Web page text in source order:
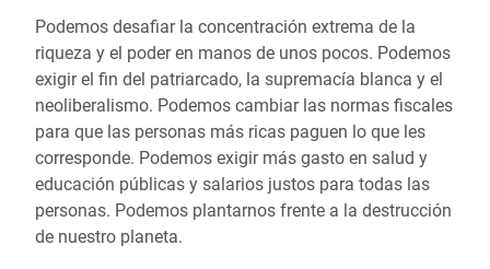
Podemos desafiar la concentración extrema de la
riqueza y el poder en manos de unos pocos. Podemos
exigir el fin del patriarcado, la supremacía blanca y el
neoliberalismo. Podemos cambiar las normas fiscales
para que las personas más ricas paguen lo que les
corresponde. Podemos exigir más gasto en salud y
educación públicas y salarios justos para todas las
personas. Podemos plantarnos frente a la destrucción
de nuestro planeta.